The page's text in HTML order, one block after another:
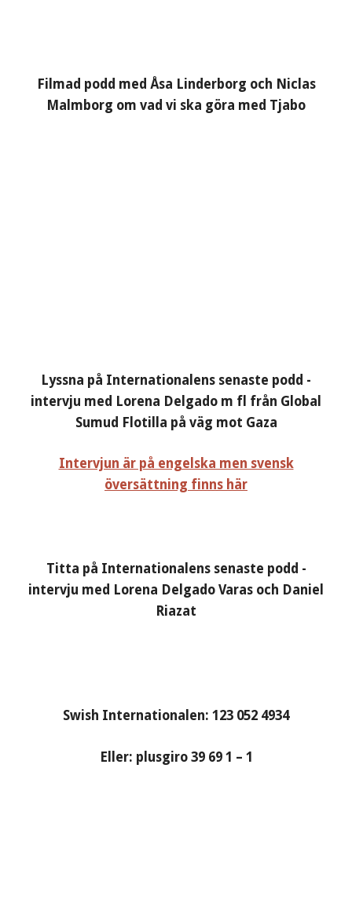
Filmad podd med Åsa Linderborg och Niclas
Malmborg om vad vi ska göra med Tjabo
Lyssna på Internationalens senaste podd -
intervju med Lorena Delgado m fl från Global
Sumud Flotilla på väg mot Gaza
Intervjun är på engelska men svensk
översättning finns här
Titta på Internationalens senaste podd -
intervju med Lorena Delgado Varas och Daniel
Riazat
Swish Internationalen: 123 052 4934
Eller: plusgiro 39 69 1 – 1